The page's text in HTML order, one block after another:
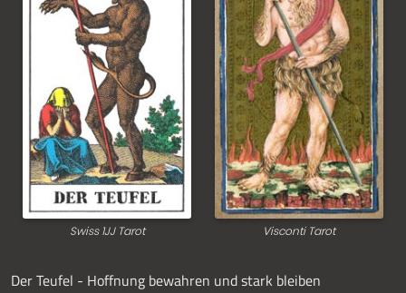
Swiss 1JJ Tarot Visconti Tarot
Der Teufel - Hoffnung bewahren und stark bleiben